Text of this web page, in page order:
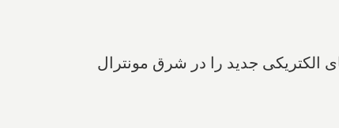
الکتریکی جدید را در شرق مونترال